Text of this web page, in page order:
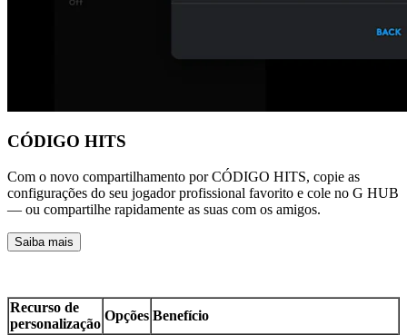
CÓDIGO HITS
Com o novo compartilhamento por CÓDIGO HITS, copie as
configurações do seu jogador profissional favorito e cole no G HUB
— ou compartilhe rapidamente as suas com os amigos.
Saiba mais
Recurso de
personalização
Opções Benefício